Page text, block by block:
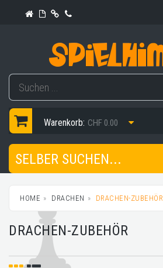
Warenkorb: CHF 0.00
SELBER SUCHEN...
HOME DRACHEN DRACHEN-ZUBEHÖR
DRACHEN-ZUBEHÖR